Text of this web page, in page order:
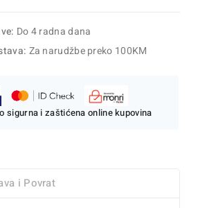
Do 4 radna dana
Za narudžbe preko 100KM
sigurna i zaštićena online kupovina
i Povrat